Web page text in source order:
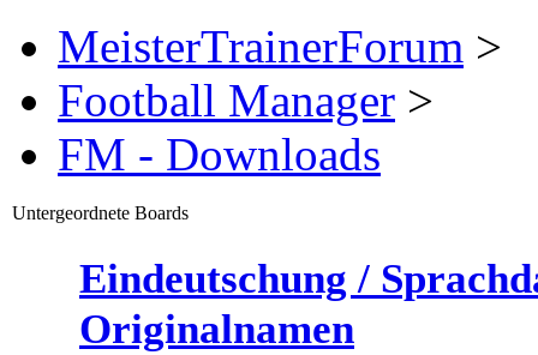
MeisterTrainerForum >
Football Manager >
FM - Downloads
Untergeordnete Boards
Eindeutschung /
Originalnamen